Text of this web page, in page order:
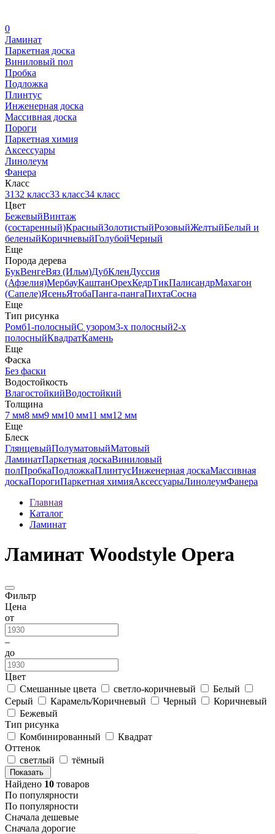
0
Ламинат
Паркетная доска
Виниловый пол
Пробка
Подложка
Плинтус
Инженерная доска
Массивная доска
Пороги
Паркетная химия
Аксессуары
Линолеум
Фанера
Класс
3132 класс33 класс34 класс
Цвет
БежевыйВинтаж
(состаренный)КрасныйЗолотистыйРозовыйЖелтыйБелый и
беленыйКоричневыйГолубойЧерный
Еще
Порода дерева
БукВенгеВяз (Ильм)ДубКленДуссия
(Афзелия)МербауКаштанОрехКедрТикПалисандрМахагон
(Сапеле)ЯсеньЯтобаПанга-пангаПихтаСосна
Еще
Тип рисунка
Ромб1-полосныйС узором3-х полосный2-х
полосныйКвадратКамень
Еще
Фаска
Без фаски
Водостойкость
ВлагостойкийВодостойкий
Толщина
7 мм8 мм9 мм10 мм11 мм12 мм
Еще
Блеск
ГлянцевыйПолуматовыйМатовый
ЛаминатПаркетная доскаВиниловый
полПробкаПодложкаПлинтусИнженерная доскаМассивная
доскаПорогиПаркетная химияАксессуарыЛинолеумФанера
Главная
Каталог
Ламинат
Ламинат Woodstyle Opera
Фильтр
Цена
от
–
до
Цвет
Смешанные цвета
светло-коричневый
Белый
Серый
Карамель/Коричневый Черный
Коричневый
Бежевый
Тип рисунка
Комбинированный
Квадрат
Оттенок
светлый
тёмный
Показать
Найдено 10 товаров
По популярности
По популярности
Сначала дешевые
Сначала дорогие